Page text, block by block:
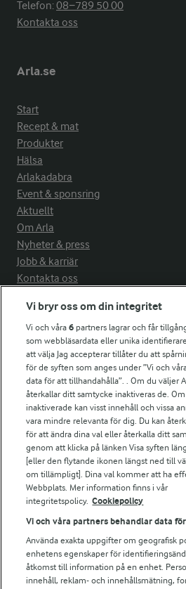
Telefon:08−789 50 00
Kontakta oss
Arla.se
Start
Recept & mat
Produkter
Hälsa
Arlakadabra
Event & sponsring
Aktuellt
Om Arla
Nyheter & press
Jobb & karriär
Kontakta oss
Arla in other countries
Fler Arlasajter
För ägare
Arlas kundportal
Arla.com
Falbygdens Ost
Arla webbshop
Bildbank
Följ oss
Vi bryr oss om din integritet
Vi och våra6 partners lagrar och får
som webbläsardata eller unika
att välja Jag accepterar tillåter du att
för de syften som anges under ”Vi och
data för att tillhandahålla”. . Om du väljer
återkallar ditt samtycke inaktiveras de.
inaktiverade kan visst innehåll och vissa
vara mindre relevanta för dig. Du kan
för att ändra dina val eller återkalla ditt
genom att klicka på länken Visa syften
[eller den flytande ikonen längst ned till
om tillämpligt]. Dina val kommer att ha
Webbplats. Mer information finns i vår
integritetspolicy. Cookiepolicy
Vi och våra partners behandlar data
Använda exakta uppgifter om geografisk
enhetens egenskaper för
åtkomst till information på en enhet.
innehåll, reklam- och innehållsmätning,